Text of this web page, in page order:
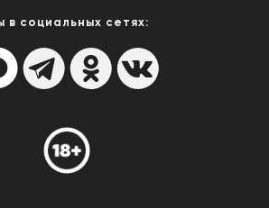
в социальных сетях: